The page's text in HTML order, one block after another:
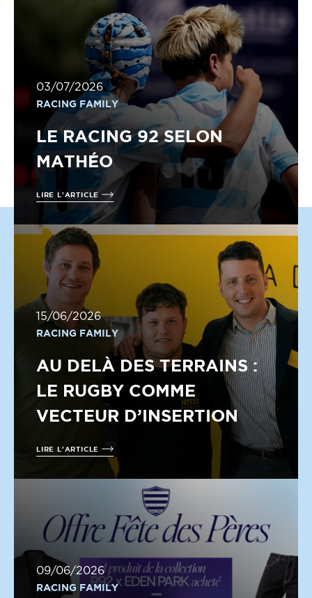
03/07/2026
RACING FAMILY
LE RACING 92 SELON
MATHÉO
LIRE L'ARTICLE
15/06/2026
RACING FAMILY
AU DELÀ DES TERRAINS :
LE RUGBY COMME
VECTEUR D’INSERTION
LIRE L'ARTICLE
09/06/2026
RACING FAMILY